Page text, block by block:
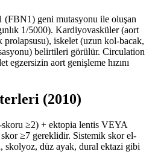
geni mutasyonu ile oluşan
1/5000). Kardiyovasküler (aort
iskelet (uzun kol-bacak,
belirtileri görülür. Circulation
egzersizin aort genişleme hızını
(2010)
≥2) + ektopia lentis VEYA
≥7 gereklidir. Sistemik skor el-
skolyoz, düz ayak, dural ektazi gibi